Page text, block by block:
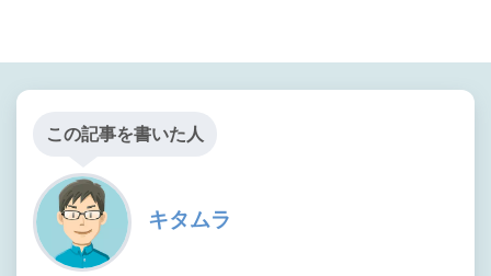
この記事を書いた人
キタムラ